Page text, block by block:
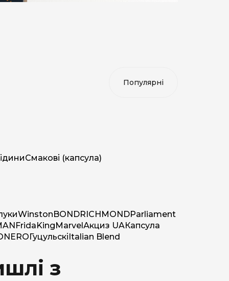
Смакові (капсула)
WinstonBONDRICHMONDParliament
FridaKingMarvelАкциз UAКапсула
NEROГуцульскіItalian Blend
з